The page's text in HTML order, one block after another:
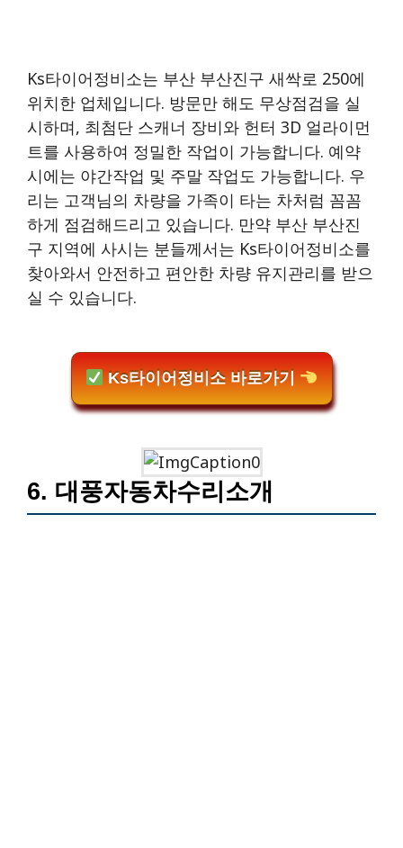
Ks타이어정비소는 부산 부산진구 새싹로 250에
위치한 업체입니다. 방문만 해도 무상점검을 실
시하며, 최첨단 스캐너 장비와 헌터 3D 얼라이먼
트를 사용하여 정밀한 작업이 가능합니다. 예약
시에는 야간작업 및 주말 작업도 가능합니다. 우
리는 고객님의 차량을 가족이 타는 차처럼 꼼꼼
하게 점검해드리고 있습니다. 만약 부산 부산진
구 지역에 사시는 분들께서는 Ks타이어정비소를
찾아와서 안전하고 편안한 차량 유지관리를 받으
실 수 있습니다.
Ks타이어정비소 바로가기
6. 대풍자동차수리소개